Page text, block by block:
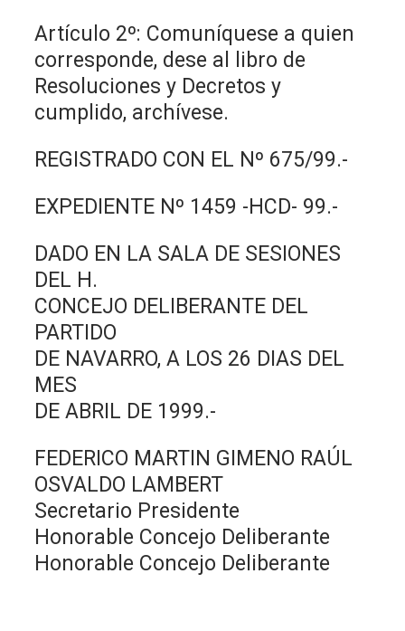
Artículo 2º: Comuníquese a quien
corresponde, dese al libro de
Resoluciones y Decretos y
cumplido, archívese.
REGISTRADO CON EL Nº 675/99.-
EXPEDIENTE Nº 1459 -HCD- 99.-
DADO EN LA SALA DE SESIONES
DEL H.
CONCEJO DELIBERANTE DEL
PARTIDO
DE NAVARRO, A LOS 26 DIAS DEL
MES
DE ABRIL DE 1999.-
FEDERICO MARTIN GIMENO RAÚL
OSVALDO LAMBERT
Secretario Presidente
Honorable Concejo Deliberante
Honorable Concejo Deliberante